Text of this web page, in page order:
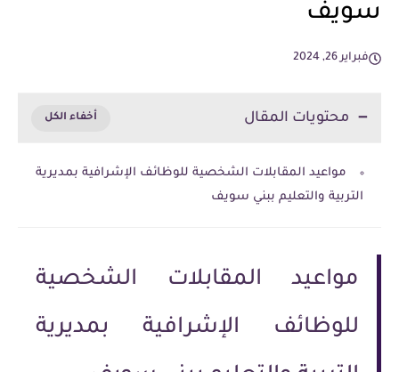
سويف
فبراير 26, 2024
محتويات المقال
مواعيد المقابلات الشخصية للوظائف الإشرافية بمديرية
التربية والتعليم ببني سويف
مواعيد المقابلات الشخصية
للوظائف الإشرافية بمديرية